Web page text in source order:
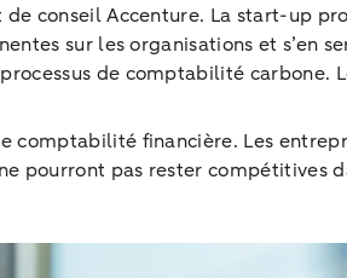
conseil Accenture. La start-up
sur les organisations et s’en
de comptabilité carbone.
financière. Les
pas rester compétitives